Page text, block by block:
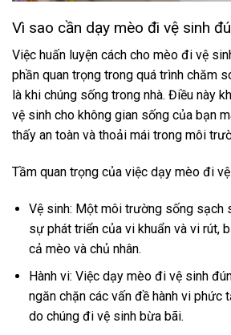
Vì sao cần dạy mèo đi vệ sinh
Việc huấn luyện cách cho mèo đi vệ
phần quan trọng trong quá trình chăm
là khi chúng sống trong nhà. Điều này
vệ sinh cho không gian sống của bạn
thấy an toàn và thoải mái trong môi
Tầm quan trọng của việc dạy mèo đi
Vệ sinh: Một môi trường sống sạch
sự phát triển của vi khuẩn và vi rút,
cả mèo và chủ nhân.
Hành vi: Việc dạy mèo đi vệ sinh
ngăn chặn các vấn đề hành vi phức
do chúng đi vệ sinh bừa bãi.